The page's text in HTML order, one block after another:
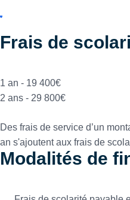
Frais de
1 an - 19 400€
2 ans - 29 800€
Des frais de service d’un
an s'ajoutent aux frais de
Modalités de